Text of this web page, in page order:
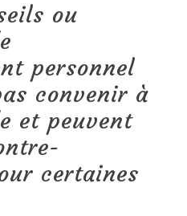
ou
personnel
convenir à
et peuvent
certaines